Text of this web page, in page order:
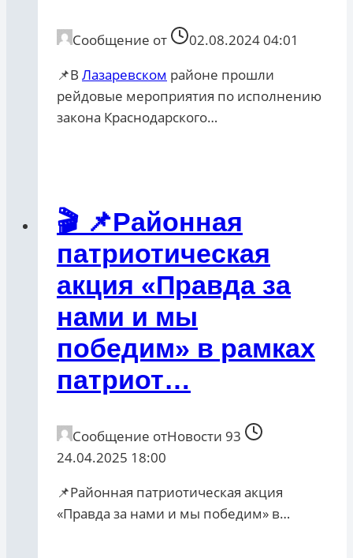
Сообщение от
02.08.2024 04:01
📌В Лазаревском районе прошли
рейдовые мероприятия по исполнению
закона Краснодарского…
🎬 📌Районная
патриотическая
акция «Правда за
нами и мы
победим» в рамках
патриот…
Сообщение отНовости 93
24.04.2025 18:00
📌Районная патриотическая акция
«Правда за нами и мы победим» в…